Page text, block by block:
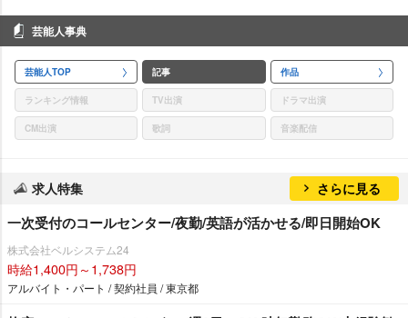
芸能人事典
芸能人TOP 記事 作品
ランキング情報 TV出演 ドラマ出演
CM出演 歌詞 音楽配信
求人特集 さらに見る
一次受付のコールセンター/夜勤/英語が活かせる/即日開始OK
株式会社ベルシステム24
時給1,400円～1,738円
アルバイト・パート / 契約社員 / 東京都